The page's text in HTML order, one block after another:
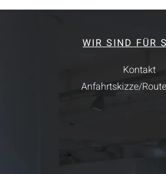
WIR SIND FÜR
Kontakt
Anfahrtskizze/